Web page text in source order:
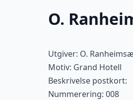
O.
Utgiver: O.
Motiv: Grand Hotell
Beskrivelse postkort:
Nummerering: 008